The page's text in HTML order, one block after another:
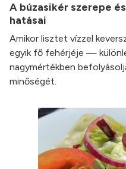
A búzasikér szerepe
hatásai
Amikor lisztet vízzel
egyik fő fehérjéje —
nagymértékben
minőségét.